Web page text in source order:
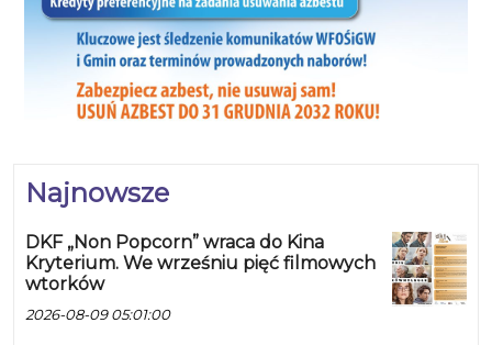
Najnowsze
DKF „Non Popcorn” wraca do Kina
Kryterium. We wrześniu pięć filmowych
wtorków
2026-08-09 05:01:00